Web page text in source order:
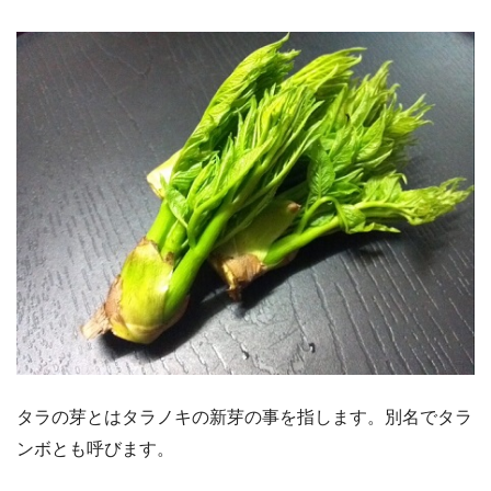
タラの芽とはタラノキの新芽の事を指します。別名でタラ
ンボとも呼びます。